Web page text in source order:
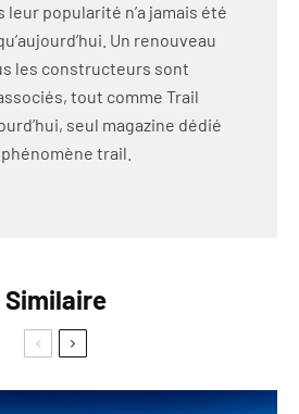
leur popularité n’a jamais été
Un renouveau
les constructeurs sont
tout comme Trail
seul magazine dédié
trail.
Similaire